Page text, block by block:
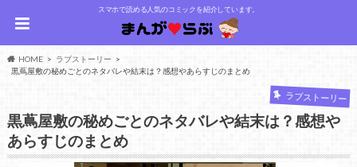
スマホで読める人気のコミックを紹介しています。
HOME
ラブストーリー
黒蔦屋敷の秘めごとのネタバレや結末は？感想やあらすじのまとめ
ラブストーリー
黒蔦屋敷の秘めごとのネタバレや結末は？感想や
あらすじのまとめ